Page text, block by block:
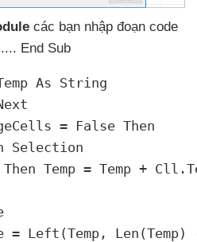
các bạn nhập đoạn code
. End Sub
As String
= False Then
Selection
Temp = Temp +
= Left(Temp
,